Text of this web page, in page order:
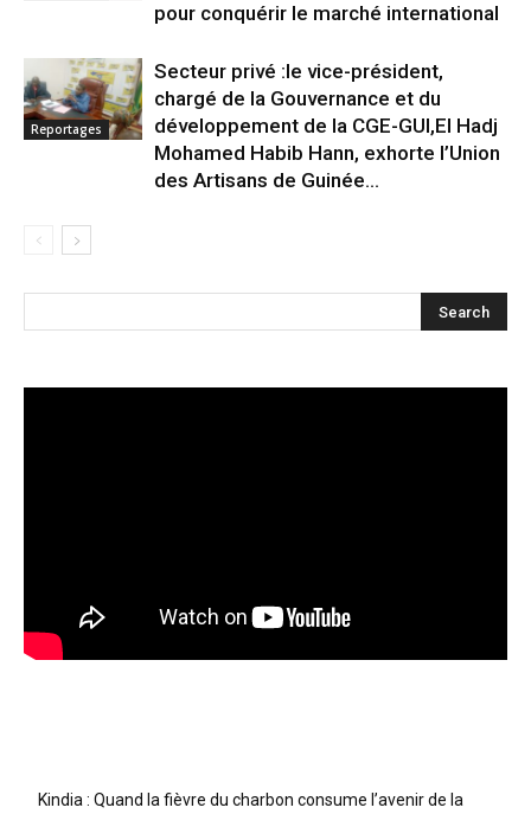
pour conquérir le marché international
Reportages
Secteur privé :le vice-président,
chargé de la Gouvernance et du
développement de la CGE-GUI,El Hadj
Mohamed Habib Hann, exhorte l’Union
des Artisans de Guinée...
Kindia : Quand la fièvre du charbon consume l’avenir de la